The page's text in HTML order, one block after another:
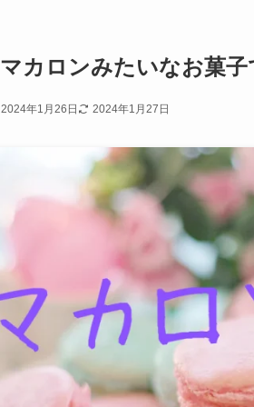
マカロンみたいなお菓
2024年1月26日 2024年1月27日